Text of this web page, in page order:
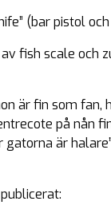
(bar pistol
fish scale och
är fin som
på nån
gatorna är